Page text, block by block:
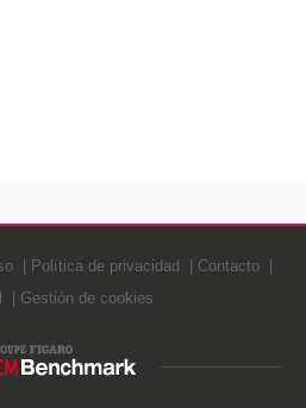
Política de privacidad
Contacto
Gestión de cookies